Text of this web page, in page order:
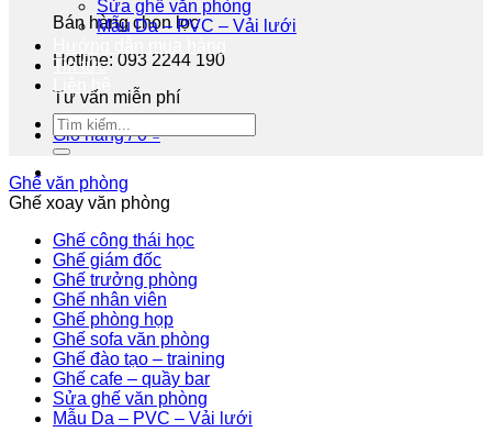
Bán hàng chọn lọc
Hotline: 093 2244 190
Tư vấn miễn phí
Giỏ hàng /0₫
Sửa ghế văn phòng
Mẫu Da – PVC – Vải lưới
Tin tức
Liên hệ
Ghế văn phòng
Ghế xoay văn phòng
Ghế công thái học
Ghế giám đốc
Ghế trưởng phòng
Ghế nhân viên
Ghế phòng họp
Ghế sofa văn phòng
Ghế đào tạo – training
Ghế cafe – quầy bar
Sửa ghế văn phòng
Mẫu Da – PVC – Vải lưới